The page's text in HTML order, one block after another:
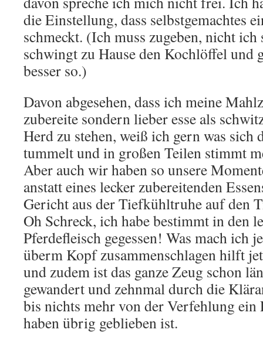
die Einstellung, dass selbstgemachtes
schmeckt. (Ich muss zugeben, nicht
schwingt zu Hause den Kochlöffel und
besser so.)
Davon abgesehen, dass ich meine
zubereite sondern lieber esse als
Herd zu stehen, weiß ich gern was sich
tummelt und in großen Teilen stimmt
Aber auch wir haben so unsere
anstatt eines lecker zubereitenden
Gericht aus der Tiefkühltruhe auf den
Oh Schreck, ich habe bestimmt in den
Pferdefleisch gegessen! Was mach ich
überm Kopf zusammenschlagen hilft
und zudem ist das ganze Zeug schon
gewandert und zehnmal durch die
bis nichts mehr von der Verfehlung ein
haben übrig geblieben ist.